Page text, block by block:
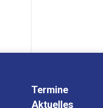
Termine
Aktuelles